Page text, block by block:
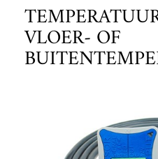
VLOER- OF